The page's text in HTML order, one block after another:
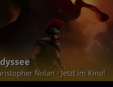
Nolan - Jetzt im Kino!